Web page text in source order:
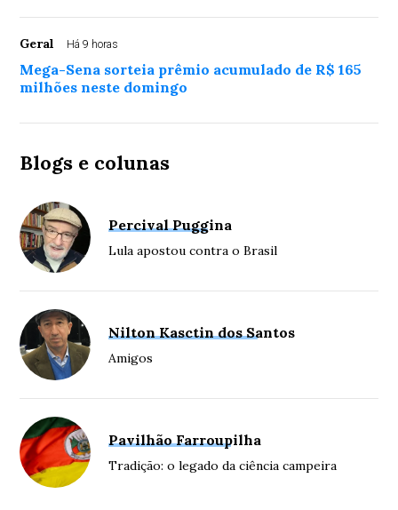
Geral Há 9 horas
Mega-Sena sorteia prêmio acumulado de R$ 165
milhões neste domingo
Blogs e colunas
Percival Puggina
Lula apostou contra o Brasil
Nilton Kasctin dos Santos
Amigos
Pavilhão Farroupilha
Tradição: o legado da ciência campeira